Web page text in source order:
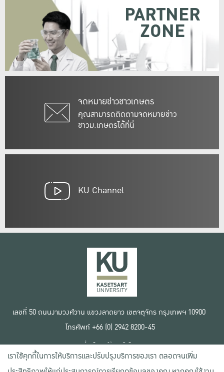
จดหมายข่าวชาวเกษตร
คุณสามารถติดตามจดหมายข่าว
ชาวม.เกษตรได้ที่นี่
PARTNER
ZONE
KU Channel
เลขที่ 50 ถนนงามวงศ์วาน แขวงลาดยาว เขตจตุจักร กรุงเทพฯ 10900
โทรศัพท์ +66 (0) 2942 8200-45
เงื่อนไขการใช้งานเว็บไซต์
ข้อตกลงด้านสิทธิ์ใช้งาน
นโยบายความเป็นส่วนตัว
เราใช้คุกกี้ในการให้บริการและปรับปรุงบริการของเรา ตลอดจนเพิ่ม